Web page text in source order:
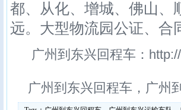
都、从化、增城、佛山、
远。大型物流园公证、合
广州到东兴回程车：http://
广州到东兴回程车，广州